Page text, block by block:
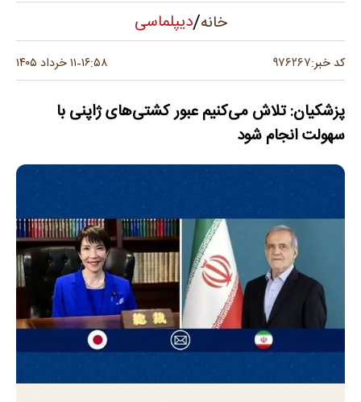
خانه/دیپلماسی
کد خبر:۹۷۶۲۶۷ ۱۶:۵۸-۱۱ خرداد ۱۴۰۵
پزشکیان: تلاش می‌کنیم عبور کشتی‌های ژاپنی با
سهولت انجام شود